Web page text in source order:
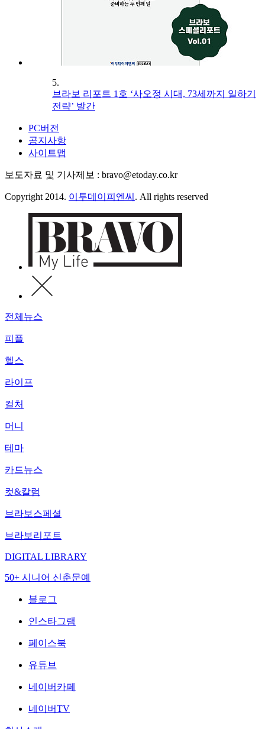
5.
브라보 리포트 1호 ‘사오정 시대, 73세까지 일하기
전략’ 발간
PC버전
공지사항
사이트맵
보도자료 및 기사제보 : bravo@etoday.co.kr
Copyright 2014. 이투데이피엔씨 . All rights reserved
전체뉴스
피플
헬스
라이프
컬처
머니
테마
카드뉴스
컷&칼럼
브라보스페셜
브라보리포트
DIGITAL LIBRARY
50+ 시니어 신춘문예
블로그
인스타그램
페이스북
유튜브
네이버카페
네이버TV